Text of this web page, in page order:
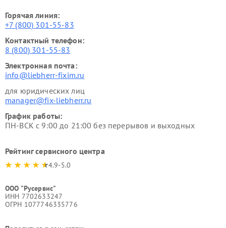
Горячая линия:
+7 (800) 301-55-83
Контактный телефон:
8 (800) 301-55-83
Электронная почта:
info@liebherr-fixim.ru
для юридических лиц
manager@fix-liebherr.ru
График работы:
ПН-ВСК с 9:00 до 21:00 без перерывов и выходных
Рейтинг сервисного центра
4.9-5.0
ООО "Русервис"
ИНН 7702633247
ОГРН 1077746335776